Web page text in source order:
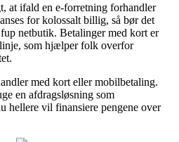
at ifald en e-forretning forhandler
for kolossalt billig, så bør det
netbutik. Betalinger med kort er
som hjælper folk overfor
med kort eller mobilbetaling.
en afdragsløsning som
hellere vil finansiere pengene over